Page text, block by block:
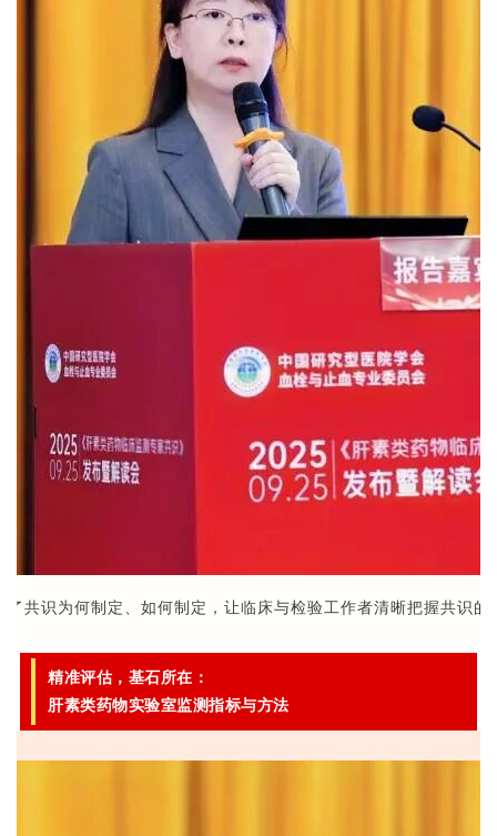
共识为何制定、如何制定，让临床与检验工作者清晰把握共识
精准评估，基石所在：
肝素类药物实验室监测指标与方法